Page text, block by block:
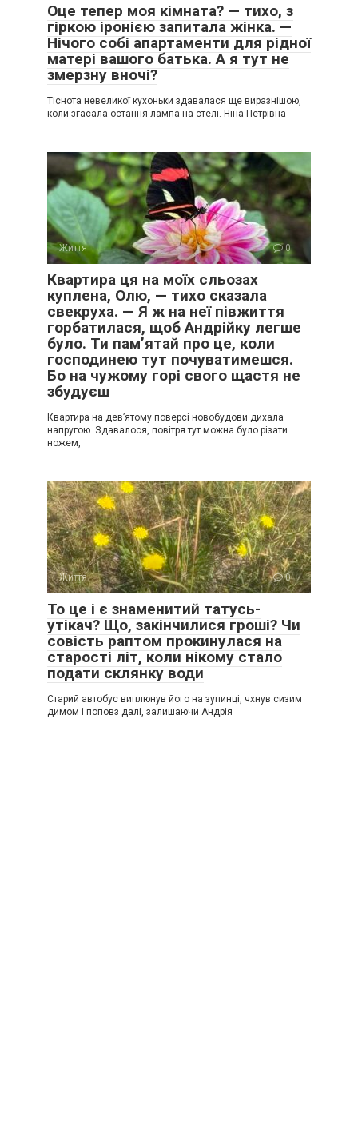
Оце тепер моя кімната? — тихо, з
гіркою іронією запитала жінка. —
Нічого собі апартаменти для рідної
матері вашого батька. А я тут не
змерзну вночі?
Тіснота невеликої кухоньки здавалася ще виразнішою,
коли згасала остання лампа на стелі. Ніна Петрівна
Життя 0
Квартира ця на моїх сльозах
куплена, Олю, — тихо сказала
свекруха. — Я ж на неї півжиття
горбатилася, щоб Андрійку легше
було. Ти пам’ятай про це, коли
господинею тут почуватимешся.
Бо на чужому горі свого щастя не
збудуєш
Квартира на дев’ятому поверсі новобудови дихала
напругою. Здавалося, повітря тут можна було різати
ножем,
Життя 0
То це і є знаменитий татусь-
утікач? Що, закінчилися гроші? Чи
совість раптом прокинулася на
старості літ, коли нікому стало
подати склянку води
Старий автобус виплюнув його на зупинці, чхнув сизим
димом і поповз далі, залишаючи Андрія